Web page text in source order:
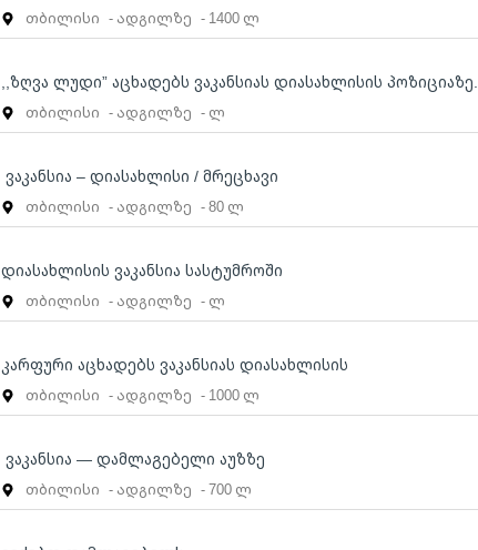
თბილისი - ადგილზე - 1400 ლ
,,ზღვა ლუდი” აცხადებს ვაკანსიას დიასახლისის პოზიციაზე.
თბილისი - ადგილზე - ლ
ვაკანსია – დიასახლისი / მრეცხავი
თბილისი - ადგილზე - 80 ლ
დიასახლისის ვაკანსია სასტუმროში
თბილისი - ადგილზე - ლ
კარფური აცხადებს ვაკანსიას დიასახლისის
თბილისი - ადგილზე - 1000 ლ
ვაკანსია — დამლაგებელი აუზზე
თბილისი - ადგილზე - 700 ლ